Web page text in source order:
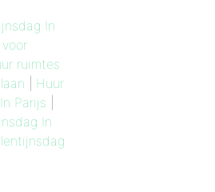
In
ruimtes
Huur
Parijs
In